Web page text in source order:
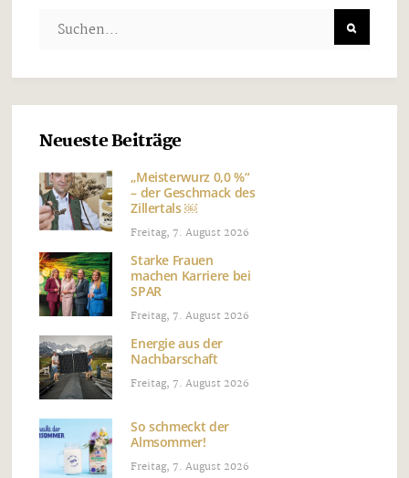
Neueste Beiträge
„Meisterwurz 0,0 %“
– der Geschmack des
Zillertals ￼
Freitag, 7. August 2026
Starke Frauen
machen Karriere bei
SPAR
Freitag, 7. August 2026
Energie aus der
Nachbarschaft
Freitag, 7. August 2026
So schmeckt der
Almsommer!
Freitag, 7. August 2026